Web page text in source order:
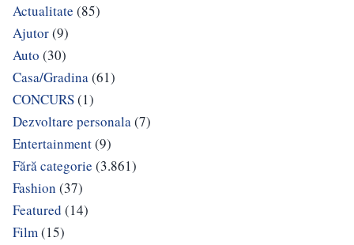
Actualitate (85)
Ajutor(9)
Auto (30)
Casa/Gradina (61)
CONCURS(1)
Dezvoltare personala (7)
Entertainment(9)
Fără categorie (3.861)
Fashion (37)
Featured (14)
Film (15)